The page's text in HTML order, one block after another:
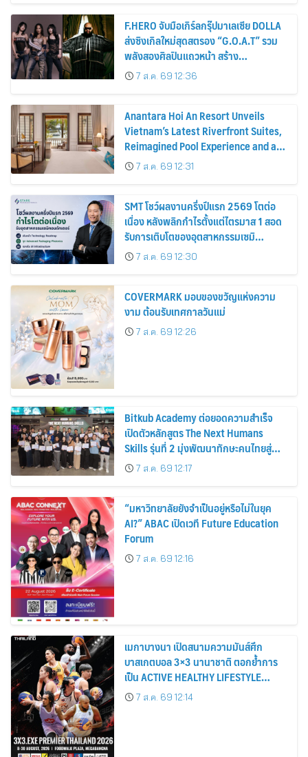
F.HERO จับมือเกิร์ลกรุ๊ปมาเลเซีย DOLLA
ส่งซิงเกิลใหม่สุดสตรอง “G.O.A.T” รวม
พลังสองศิลปินแถวหน้า สร้าง
ปรากฏการณ์ใหม่แห่งวงการเพลงอาเซียน
7 ส.ค. 69 12:36
Anantara Hoi An Resort Unveils
Vietnam’s Latest Riverfront Suites,
Reimagined Pool Experience and a
Vibrant New Dining Destination
7 ส.ค. 69 12:31
SMT โชว์ผลงานครึ่งปีแรก 2569 โตต่อ
เนื่อง หลังพลิกกำไรตั้งแต่ไตรมาส 1 สอด
รับการเติบโตของอุตสาหกรรมเซมิ
คอนดักเตอร์
7 ส.ค. 69 12:30
COVERMARK มอบของขวัญแห่งความ
งาม ต้อนรับเทศกาลวันแม่
7 ส.ค. 69 12:26
Bitkub Academy ต่อยอดความสำเร็จ
เปิดตัวหลักสูตร The Next Humans
Skills รุ่นที่ 2 มุ่งพัฒนาทักษะคนไทยสู่
การเป็นคนของอนาคต
7 ส.ค. 69 12:17
“มหาวิทยาลัยยังจำเป็นอยู่หรือไม่ในยุค
AI?” ABAC เปิดเวที Future Education
Forum
7 ส.ค. 69 12:16
เมกาบางนา เปิดสนามความมันส์ศึก
บาสเกตบอล 3×3 นานาชาติ ตอกย้ำการ
เป็น ACTIVE HEALTHY LIFESTYLE
DESTINATION วันที่ 8 – 30 ส.ค. 69 ณ
ฟู้ดวอล์ค พลาซ่า ศูนย์การค้าเมกาบางนา
7 ส.ค. 69 12:14